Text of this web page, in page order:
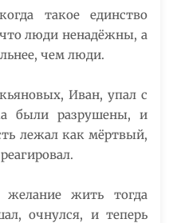
такое единство
люди ненадёжны, а
чем люди.
Иван, упал с
были разрушены, и
лежал как мёртвый,
желание жить тогда
очнулся, и теперь